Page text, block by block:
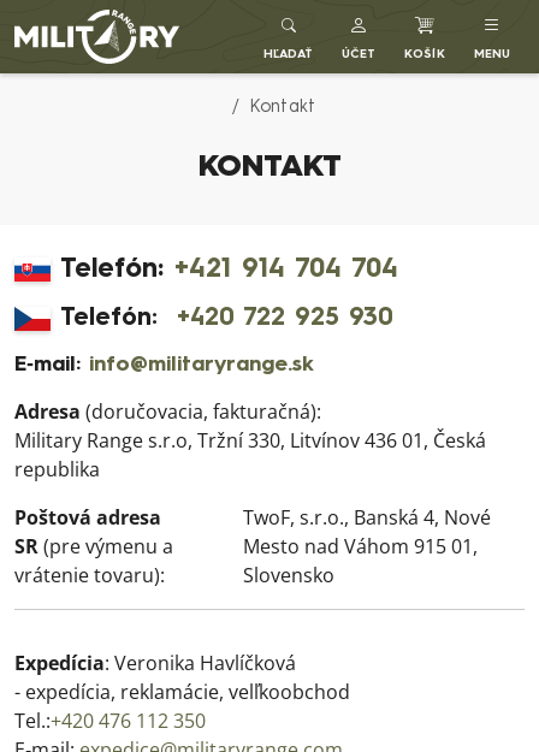
Army shop MILITARY RANGE SK
HĽADAŤ ÚČET KOŠÍK MENU
Kontakt
KONTAKT
Telefón: +421 914 704 704
Telefón: +420 722 925 930
E‑mail: info@militaryrange.sk
Adresa (doručovacia, fakturačná):
Military Range s.r.o, Tržní 330, Litvínov 436 01, Česká
republika
Poštová adresa
SR(pre výmenu a
vrátenie tovaru):
TwoF, s.r.o., Banská 4, Nové
Mesto nad Váhom 915 01,
Slovensko
Expedícia: Veronika Havlíčková
- expedícia, reklamácie, velľkoobchod
Tel.:+420 476 112 350